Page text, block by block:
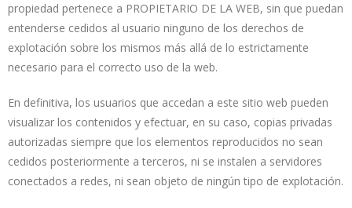
propiedad pertenece a PROPIETARIO DE LA WEB, sin que puedan
entenderse cedidos al usuario ninguno de los derechos de
explotación sobre los mismos más allá de lo estrictamente
necesario para el correcto uso de la web.
En definitiva, los usuarios que accedan a este sitio web pueden
visualizar los contenidos y efectuar, en su caso, copias privadas
autorizadas siempre que los elementos reproducidos no sean
cedidos posteriormente a terceros, ni se instalen a servidores
conectados a redes, ni sean objeto de ningún tipo de explotación.